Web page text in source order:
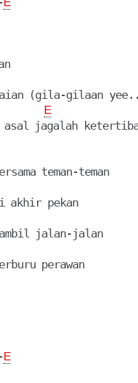
E
asal jagalah
teman-teman
pekan
jalan-jalan
perawan
E